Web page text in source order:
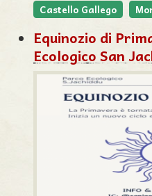
Castello Gallego
Equinozio di
Ecologico San